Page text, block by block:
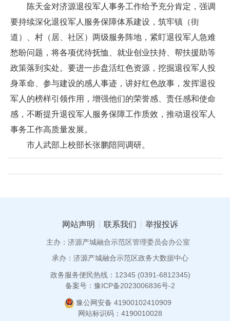
陈天金对济源退役军人事务工作给予充分肯定，强调
要持续深化退役军人服务保障体系建设，筑牢镇（街
道）、村（居、社区）两级服务阵地，紧盯退役军人急难
愁盼问题，将各项优待抚恤、就业创业扶持、帮扶援助等
政策落到实处。要进一步盘活红色资源，挖掘退役军人投
身革命、参与建设的感人事迹，讲好红色故事，发挥退役
军人的榜样引领作用，增强他们的荣誉感、责任感和使命
感，不断提升退役军人服务保障工作质效，推动退役军人
事务工作高质量发展。
市人武部上校部长张鹏陪同调研。
网站声明 联系我们 举报投诉
主办：济源产城融合示范区管理委员会办公室
承办：济源产城融合示范区政务大数据中心
政务服务便民热线：12345 (0391-6812345)
备案号：豫ICP备2023006836号-2
豫公网安备 41900102410909
网站标识码：4190010028